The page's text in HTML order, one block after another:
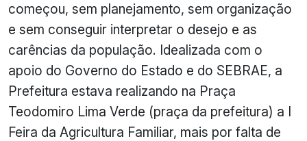
começou, sem planejamento, sem organização
e sem conseguir interpretar o desejo e as
carências da população. Idealizada com o
apoio do Governo do Estado e do SEBRAE, a
Prefeitura estava realizando na Praça
Teodomiro Lima Verde (praça da prefeitura) a I
Feira da Agricultura Familiar, mais por falta de